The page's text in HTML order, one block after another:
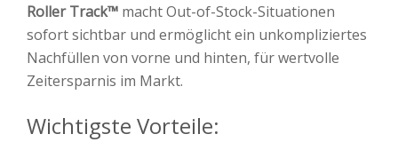
Roller Track™ macht Out-of-Stock-Situationen
sofort sichtbar und ermöglicht ein unkompliziertes
Nachfüllen von vorne und hinten, für wertvolle
Zeitersparnis im Markt.
Wichtigste Vorteile: